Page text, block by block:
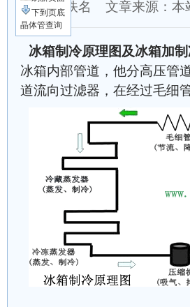
作者：佚名 文章来源：本
冰箱制冷原理图及冰箱加
冰箱内部管道，他分高压管
道流向过滤器，在经过毛细
下到页底
晶体管查询